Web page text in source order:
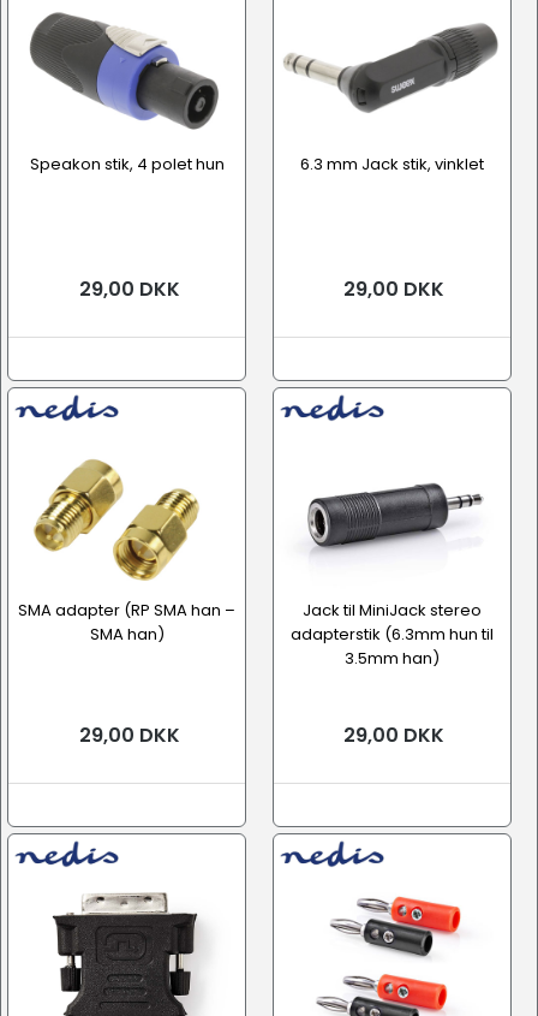
Speakon stik, 4 polet hun
29,00 DKK
6.3 mm Jack stik, vinklet
29,00 DKK
SMA adapter (RP SMA han –
SMA han)
29,00 DKK
Jack til MiniJack stereo
adapterstik (6.3mm hun til
3.5mm han)
29,00 DKK